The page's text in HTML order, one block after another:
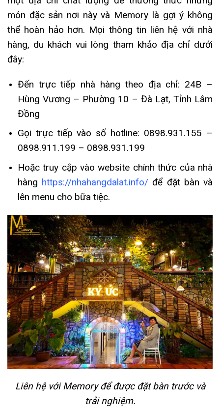
món đặc sản nơi này và Memory là gợi ý không
thể hoàn hảo hơn. Mọi thông tin liên hệ với nhà
hàng, du khách vui lòng tham khảo địa chỉ dưới
đây:
Đến trực tiếp nhà hàng theo địa chỉ: 24B –
Hùng Vương – Phường 10 – Đà Lạt, Tỉnh Lâm
Đồng
Gọi trực tiếp vào số hotline: 0898.931.155 –
0898.911.199 – 0898.931.199
Hoặc truy cập vào website chính thức của nhà
hàng https://nhahangdalat.info/ để đặt bàn và
lên menu cho bữa tiệc.
Liên hệ với Memory để được đặt bàn trước và
trải nghiệm.